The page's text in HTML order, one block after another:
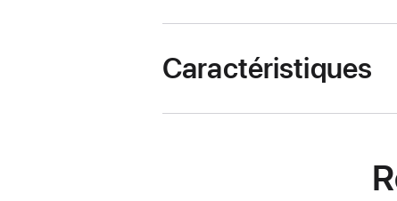
Caractéristiques